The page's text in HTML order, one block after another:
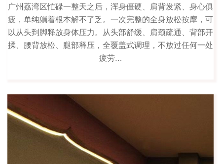
广州荔湾区忙碌一整天之后，浑身僵硬、肩背发紧、身心俱
疲，单纯躺着根本解不了乏。一次完整的全身放松按摩，可
以从头到脚释放身体压力。从头部舒缓、肩颈疏通、背部开
揉、腰背放松、腿部释压，全覆盖式调理，不放过任何一处
疲劳…